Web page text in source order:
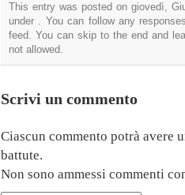
This entry was posted on giovedì,
under . You can follow any
feed. You can skip to the end and
not allowed.
Scrivi un commento
Ciascun commento potrà avere
battute.
Non sono ammessi commenti